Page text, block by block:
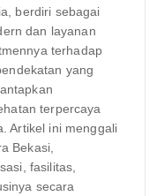
berdiri sebagai
dan layanan
terhadap
yang
terpercaya
Artikel ini menggali
Bekasi,
fasilitas,
secara